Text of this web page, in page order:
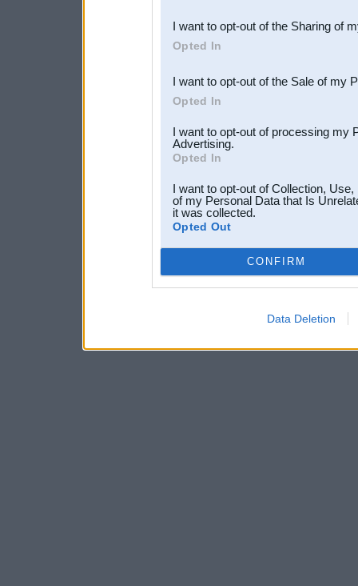
Downstream Participants
third parties.
I want to opt-out of the Sharing of
Opted In
I want to opt-out of the Sale of my
Opted In
I want to opt-out of processing my
Advertising.
Opted In
I want to opt-out of Collection,
of my Personal Data that Is
it was collected.
Opted Out
CONFIRM
Data Deletion